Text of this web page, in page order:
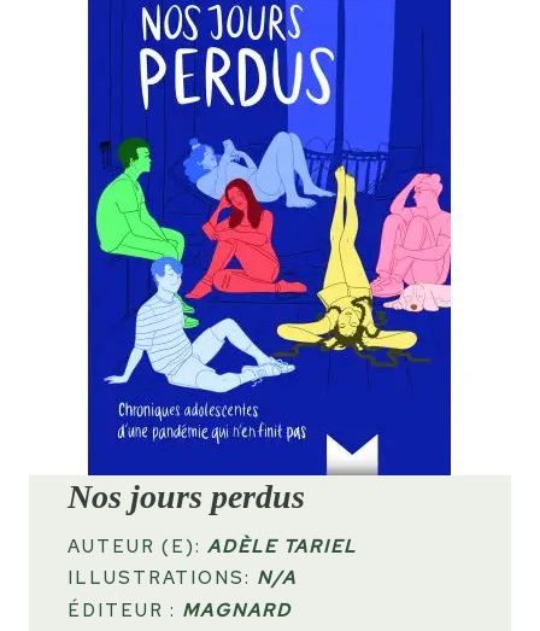
Nos jours perdus
AUTEUR (E): ADÈLE TARIEL
ILLUSTRATIONS: N/A
ÉDITEUR : MAGNARD